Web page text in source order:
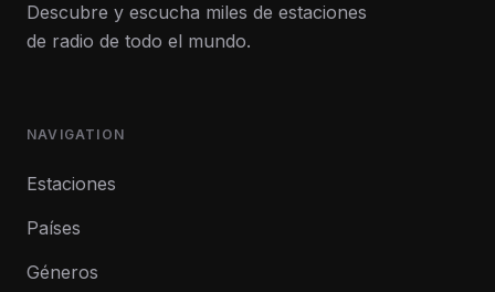
Descubre y escucha miles de estaciones
de radio de todo el mundo.
NAVIGATION
Estaciones
Países
Géneros